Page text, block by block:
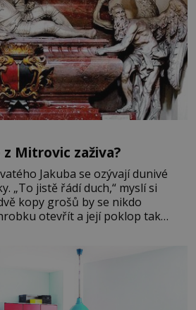
Mitrovic zaživa?
Jakuba se ozývají dunivé
„To jistě řádí duch,“ myslí si
kopy grošů by se nikdo
otevřít a její poklop tak